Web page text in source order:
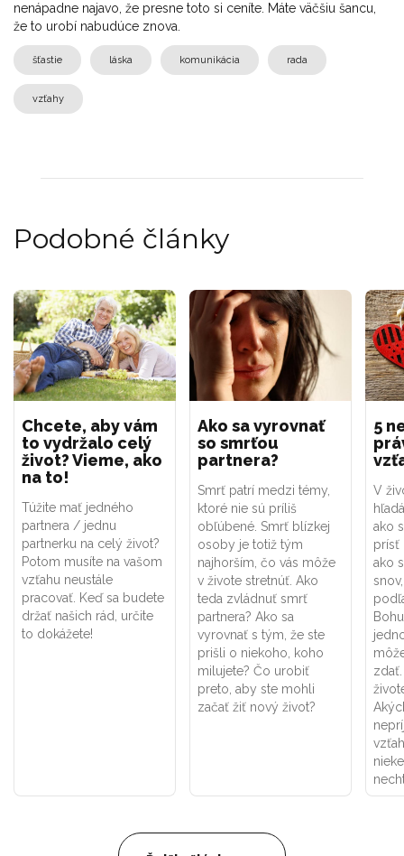
nenápadne najavo, že presne toto si ceníte. Máte väčšiu šancu,
že to urobí nabudúce znova.
šťastie láska komunikácia rada
vzťahy
Podobné články
Chcete, aby vám
to vydržalo celý
život? Vieme, ako
na to!
Túžite mať jedného
partnera / jednu
partnerku na celý život?
Potom musíte na vašom
vzťahu neustále
pracovať. Keď sa budete
držať našich rád, určite
to dokážete!
Ako sa vyrovnať
so smrťou
partnera?
Smrť patrí medzi témy,
ktoré nie sú príliš
obľúbené. Smrť blízkej
osoby je totiž tým
najhorším, čo vás môže
v živote stretnúť. Ako
teda zvládnuť smrť
partnera? Ako sa
vyrovnať s tým, že ste
prišli o niekoho, koho
milujete? Čo urobiť
preto, aby ste mohli
začať žiť nový život?
5
V
ako
prísť
ako